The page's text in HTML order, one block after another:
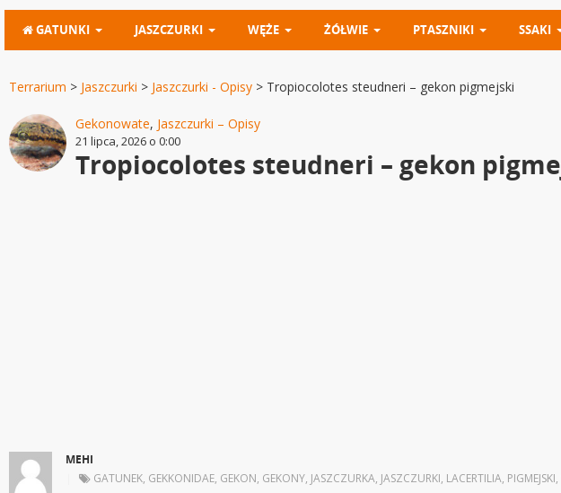
GATUNKI JASZCZURKI WĘŻE ŻÓŁWIE PTASZNIKI SSAKI
Terrarium > Jaszczurki > Jaszczurki - Opisy > Tropiocolotes steudneri – gekon pigmejski
Gekonowate, Jaszczurki – Opisy
21 lipca, 2026 o 0:00
Tropiocolotes steudneri – gekon
MEHI
GATUNEK, GEKKONIDAE, GEKON, GEKONY, JASZCZURKA, JASZCZURKI, LACERTILIA, PIGMEJSKI,